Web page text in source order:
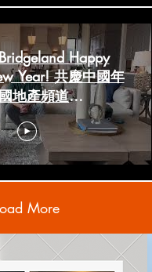
Happy
Year! 共慶中國年
地產頻道
More